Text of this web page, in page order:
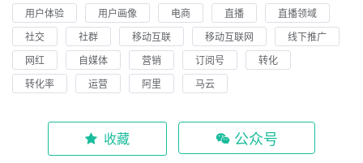
用户体验
用户画像 电商 直播
直播领域
社交
社群 移动互联 移动互联网
线下推广
网红
自媒体 营销 订阅号
转化
转化率
运营 阿里 马云
收藏 公众号